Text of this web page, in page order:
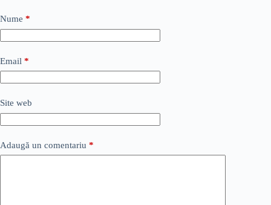
Nume *
Email *
Site web
Adaugă un comentariu *